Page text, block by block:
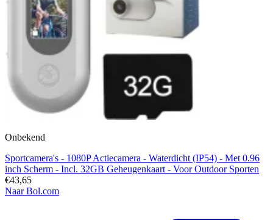
Onbekend
Sportcamera's - 1080P Actiecamera - Waterdicht (IP54) - Met 0.96
inch Scherm - Incl. 32GB Geheugenkaart - Voor Outdoor Sporten
€43,65
Naar Bol.com